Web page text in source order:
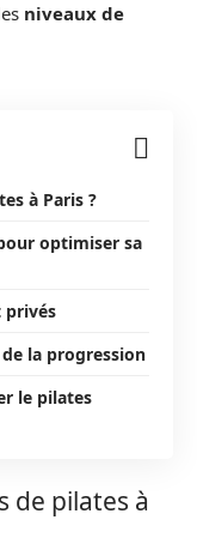
niveaux de
à Paris ?
optimiser sa
privés
la progression
le pilates
de pilates à